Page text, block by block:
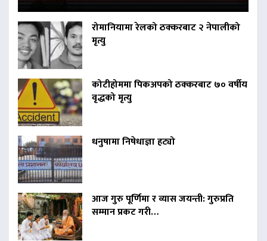
रोमानियामा रेलको ठक्करबाट २ नेपालीको
मृत्यु
कोटीहोममा पिकअपको ठक्करबाट ७० वर्षीय
वृद्धको मृत्यु
धनुषामा निषेधाज्ञा हट्यो
आज गुरु पूर्णिमा र व्यास जयन्ती: गुरुप्रति
सम्मान प्रकट गरी…